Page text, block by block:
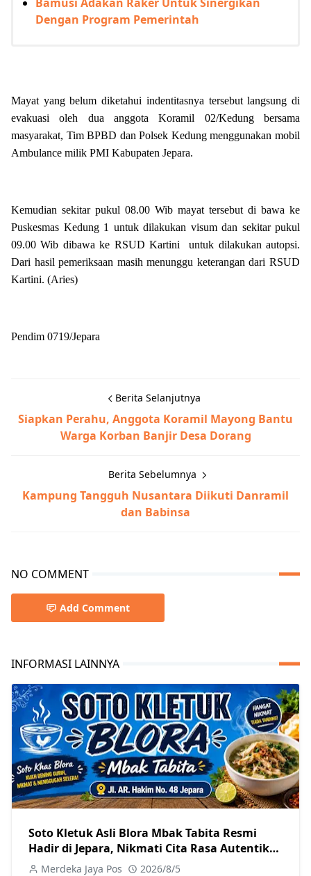
Bamusi Adakan Raker Untuk Sinergikan
Dengan Program Pemerintah
Mayat yang belum diketahui indentitasnya tersebut langsung di
evakuasi oleh dua anggota Koramil 02/Kedung bersama
masyarakat, Tim BPBD dan Polsek Kedung menggunakan mobil
Ambulance milik PMI Kabupaten Jepara.
Kemudian sekitar pukul 08.00 Wib mayat tersebut di bawa ke
Puskesmas Kedung 1 untuk dilakukan visum dan sekitar pukul
09.00 Wib dibawa ke RSUD Kartini untuk dilakukan autopsi.
Dari hasil pemeriksaan masih menunggu keterangan dari RSUD
Kartini. (Aries)
Pendim 0719/Jepara
Berita Selanjutnya
Siapkan Perahu, Anggota Koramil Mayong Bantu
Warga Korban Banjir Desa Dorang
Berita Sebelumnya
Kampung Tangguh Nusantara Diikuti Danramil
dan Babinsa
NO COMMENT
Add Comment
INFORMASI LAINNYA
Soto Kletuk Asli Blora Mbak Tabita Resmi
Hadir di Jepara, Nikmati Cita Rasa Autentik
Mulai Rp10 Ribu
Merdeka Jaya Pos 2026/8/5